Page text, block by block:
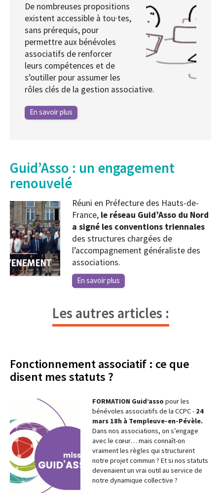
De nombreuses propositions
existent accessible à tou·tes,
sans prérequis, pour
permettre aux bénévoles
associatifs de renforcer
leurs compétences et de
s’outiller pour assumer les
rôles clés de la gestion associative.
En savoir plus
Guid’Asso : un engagement
renouvelé
Réuni en Préfecture des Hauts-de-
France, le réseau Guid’Asso du Nord
a signé les conventions triennales
des structures chargées de
l’accompagnement généraliste des
associations.
En savoir plus
Les autres articles :
Fonctionnement associatif : ce que
disent mes statuts ?
FORMATION Guid’asso pour les
bénévoles associatifs de la CCPC - 24
mars 18h à Templeuve-en-Pévèle.
Dans nos associations, on s’engage
avec le cœur… mais connaît-on
vraiment les règles qui structurent
notre projet commun ? Et si nos statuts
devenaient un vrai outil au service de
notre dynamique collective ?